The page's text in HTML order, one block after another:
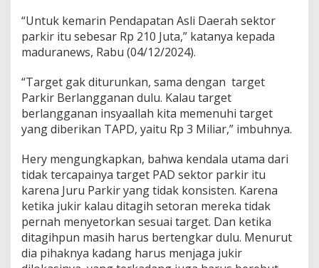
“Untuk kemarin Pendapatan Asli Daerah sektor
parkir itu sebesar Rp 210 Juta,” katanya kepada
maduranews, Rabu (04/12/2024).
“Target gak diturunkan, sama dengan target
Parkir Berlangganan dulu. Kalau target
berlangganan insyaallah kita memenuhi target
yang diberikan TAPD, yaitu Rp 3 Miliar,” imbuhnya.
Hery mengungkapkan, bahwa kendala utama dari
tidak tercapainya target PAD sektor parkir itu
karena Juru Parkir yang tidak konsisten. Karena
ketika jukir kalau ditagih setoran mereka tidak
pernah menyetorkan sesuai target. Dan ketika
ditagihpun masih harus bertengkar dulu. Menurut
dia pihaknya kadang harus menjaga jukir